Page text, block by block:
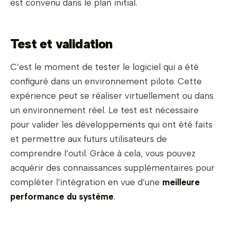
est convenu dans le plan initial.
Test et validation
C’est le moment de tester le logiciel qui a été
configuré dans un environnement pilote. Cette
expérience peut se réaliser virtuellement ou dans
un environnement réel. Le test est nécessaire
pour valider les développements qui ont été faits
et permettre aux futurs utilisateurs de
comprendre l’outil. Grâce à cela, vous pouvez
acquérir des connaissances supplémentaires pour
compléter l’intégration en vue d’une meilleure
performance du système.